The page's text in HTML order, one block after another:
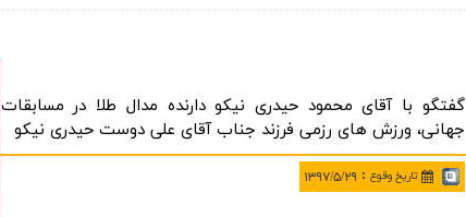
گفتگو با آقای محمود حیدری نیكو دارنده مدال طلا در مسابقات
جهانی، ورزش های رزمی فرزند جناب آقای علی دوست حیدری نیكو
تاريخ وقوع : ۱۳۹۷/۵/۲۹